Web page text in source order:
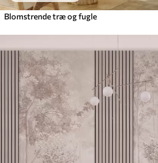
Blomstrende træ og fugle